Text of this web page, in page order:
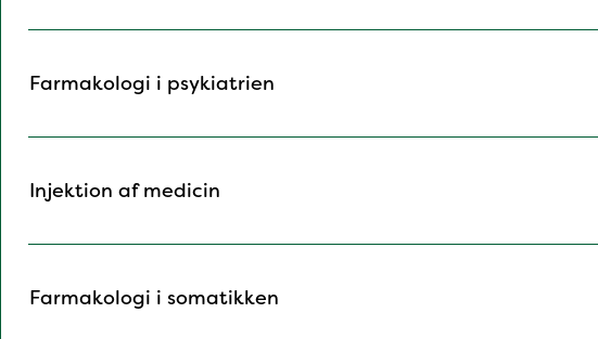
Farmakologi i psykiatrien
Injektion af medicin
Farmakologi i somatikken